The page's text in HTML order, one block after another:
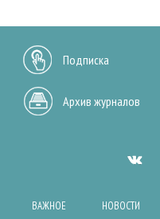
Подписка
Архив журналов
ВАЖНОЕ НОВОСТИ